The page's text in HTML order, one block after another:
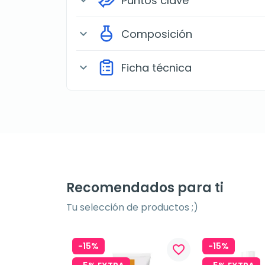
expand_more Composición
expand_more Ficha técnica
Recomendados para ti
Tu selección de productos ;)
-15%
favorite_border
-15%